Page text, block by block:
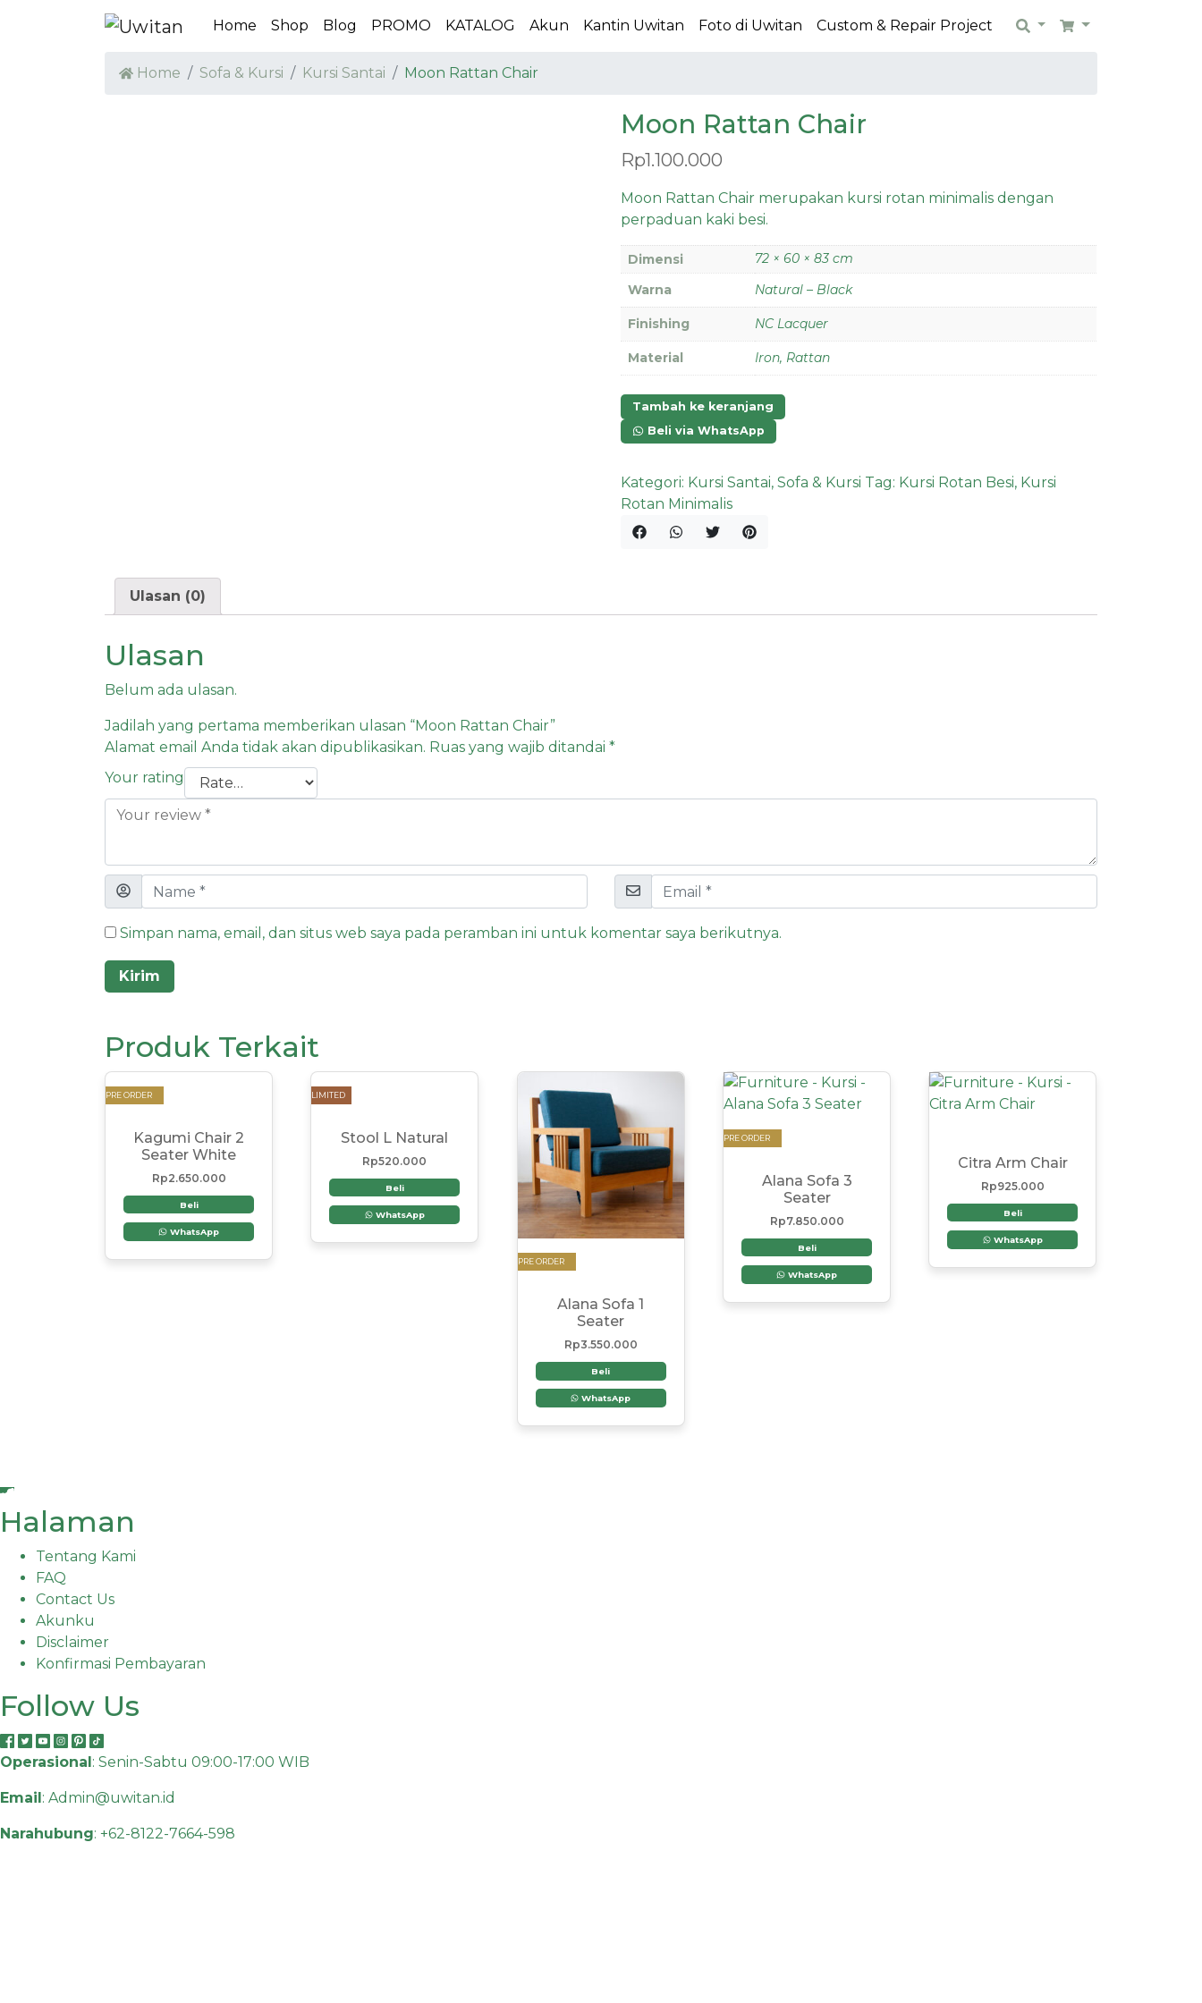
Home Shop Blog PROMO KATALOG Akun Kantin Uwitan Foto di Uwitan Custom & Repair Project SearchCart
Home Sofa & Kursi Kursi Santai Moon Rattan Chair
Moon Rattan Chair
Rp1.100.000
Moon Rattan Chair merupakan kursi rotan minimalis dengan
perpaduan kaki besi.
Dimensi
72 × 60 × 83 cm
Warna
Natural – Black
Finishing NC Lacquer
Material Iron, Rattan
Tambah ke keranjang
Beli via WhatsApp
Kategori: Kursi Santai,Sofa & Kursi Tag: Kursi Rotan Besi, Kursi
Rotan Minimalis
Ulasan (0)
Ulasan
Belum ada ulasan.
Jadilah yang pertama memberikan ulasan “Moon Rattan Chair”
Alamat email Anda tidak akan dipublikasikan. Ruas yang wajib ditandai *
Your rating
Simpan nama, email, dan situs web saya pada peramban ini untuk komentar saya berikutnya.
Produk Terkait
PRE ORDER
Kagumi Chair 2
Seater White
Rp2.650.000
Beli
WhatsApp
LIMITED
Stool L Natural
Rp520.000
Beli
WhatsApp
PRE ORDER
Alana Sofa 1
Seater
Rp3.550.000
Beli
WhatsApp
PRE ORDER
Alana Sofa 3
Seater
Rp7.850.000
Beli
WhatsApp
Citra Arm Chair
Rp925.000
Beli
WhatsApp
Halaman
Tentang Kami
FAQ
Contact Us
Akunku
Disclaimer
Konfirmasi Pembayaran
Follow Us
Operasional: Senin-Sabtu 09:00-17:00 WIB
Email: Admin@uwitan.id
Narahubung: +62-8122-7664-598